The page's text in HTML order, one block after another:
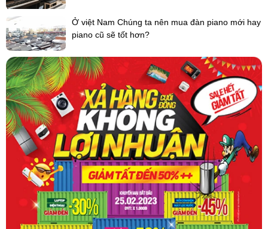
Ở việt Nam Chúng ta nên mua đàn piano mới hay
piano cũ sẽ tốt hơn?